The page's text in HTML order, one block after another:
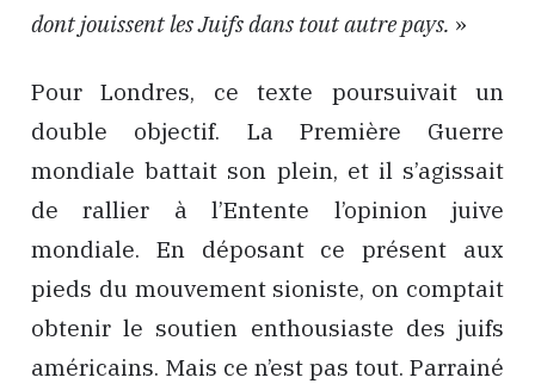
dont jouissent les Juifs dans tout autre pays. »
Pour Londres, ce texte poursuivait un
double objectif. La Première Guerre
mondiale battait son plein, et il s’agissait
de rallier à l’Entente l’opinion juive
mondiale. En déposant ce présent aux
pieds du mouvement sioniste, on comptait
obtenir le soutien enthousiaste des juifs
américains. Mais ce n’est pas tout. Parrainé